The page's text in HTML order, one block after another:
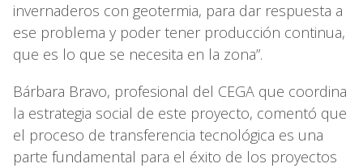
invernaderos con geotermia, para dar respuesta a
ese problema y poder tener producción continua,
que es lo que se necesita en la zona”.
Bárbara Bravo, profesional del CEGA que coordina
la estrategia social de este proyecto, comentó que
el proceso de transferencia tecnológica es una
parte fundamental para el éxito de los proyectos